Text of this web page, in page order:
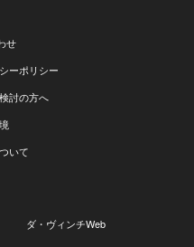
せ
ーポリシー
討の方へ
いて
ダ・ヴィンチWeb